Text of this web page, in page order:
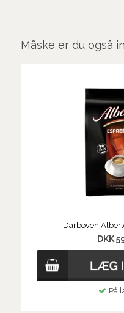
Måske er du også
Darboven
DKK
På